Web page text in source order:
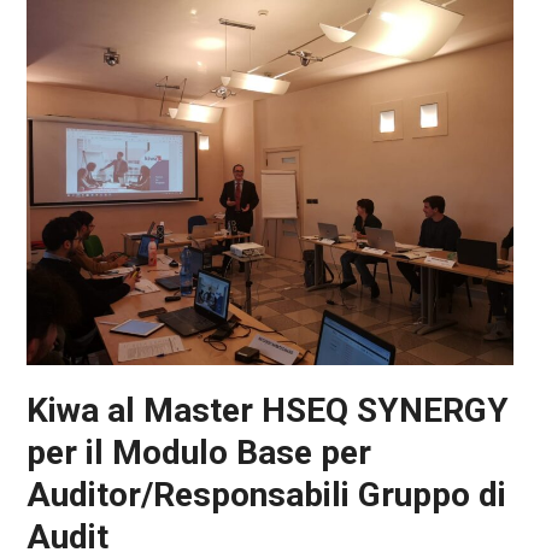
Kiwa al Master HSEQ SYNERGY
per il Modulo Base per
Auditor/Responsabili Gruppo di
Audit